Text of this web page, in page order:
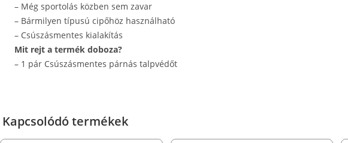
– Még sportolás közben sem zavar
– Bármilyen típusú cipőhöz használható
– Csúszásmentes kialakítás
Mit rejt a termék doboza?
– 1 pár Csúszásmentes párnás talpvédőt
Kapcsolódó termékek